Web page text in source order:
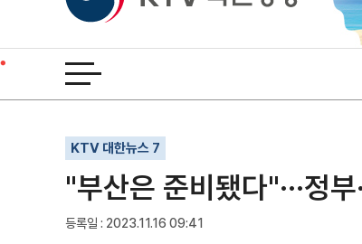
전체메뉴 열기
KTV 대한뉴스 7
"부산은 준비됐다"···정
등록일 : 2023.11.16 09:41
기사인쇄
글자확대
글자축소